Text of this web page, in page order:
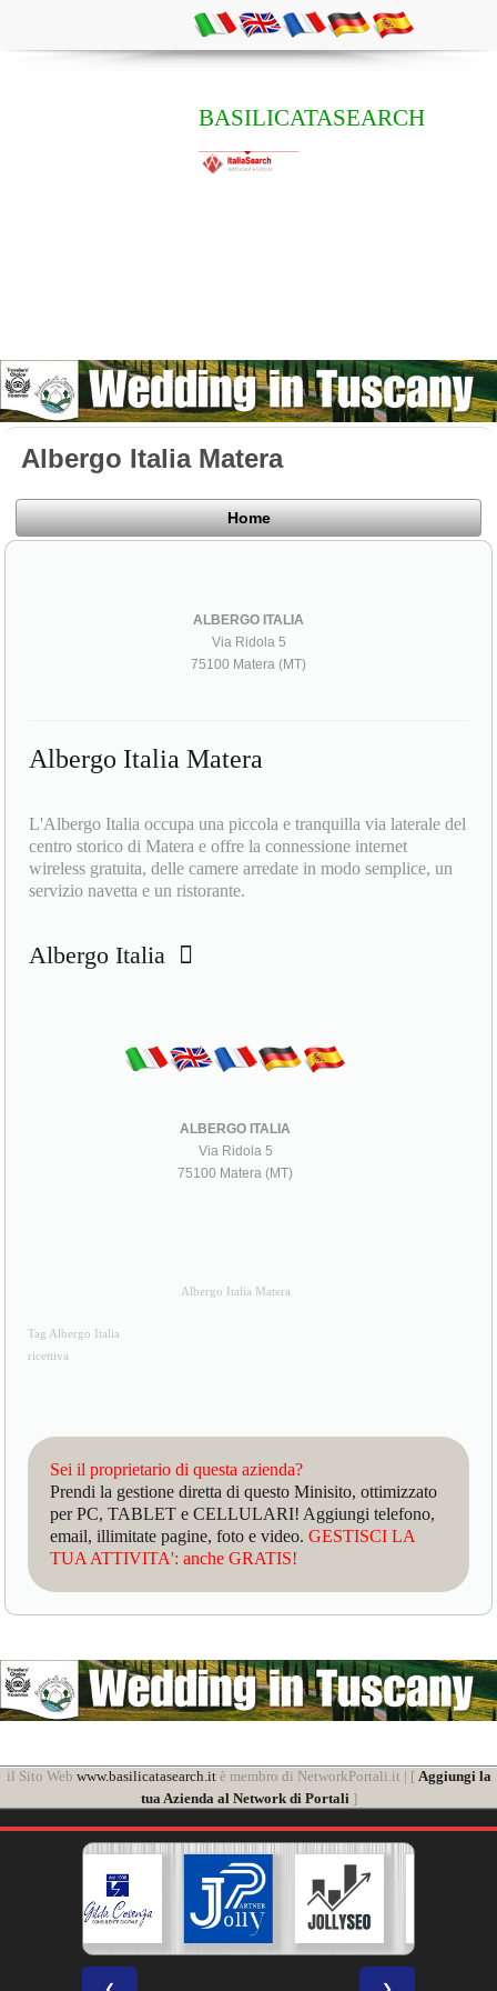
BASILICATASEARCH
Albergo Italia Matera
Home
ALBERGO ITALIA
Via Ridola 5
75100 Matera (MT)
Albergo Italia Matera
L'Albergo Italia occupa una piccola e tranquilla via laterale del
centro storico di Matera e offre la connessione internet
wireless gratuita, delle camere arredate in modo semplice, un
servizio navetta e un ristorante.
Albergo Italia
ALBERGO ITALIA
Via Ridola 5
75100 Matera (MT)
Albergo Italia Matera
Tag Albergo Italia
ricettiva
Sei il proprietario di questa azienda?
Prendi la gestione diretta di questo Minisito, ottimizzato
per PC, TABLET e CELLULARI! Aggiungi telefono,
email, illimitate pagine, foto e video.GESTISCI LA
TUA ATTIVITA': anche GRATIS!
il Sito Web www.basilicatasearch.itè membro di NetworkPortali.it | [ Aggiungi la
tua Azienda al Network di Portali]